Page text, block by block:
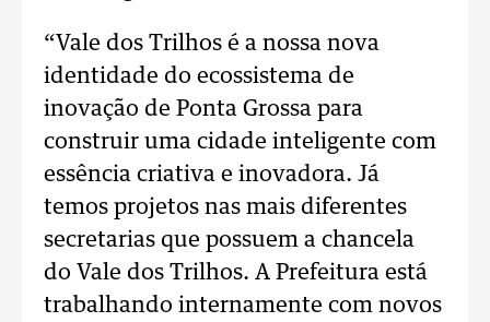
“Vale dos Trilhos é a nossa nova
identidade do ecossistema de
inovação de Ponta Grossa para
construir uma cidade inteligente com
essência criativa e inovadora. Já
temos projetos nas mais diferentes
secretarias que possuem a chancela
do Vale dos Trilhos. A Prefeitura está
trabalhando internamente com novos